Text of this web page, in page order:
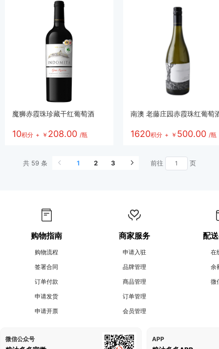
魔狮赤霞珠珍藏干红葡萄酒
10积分 + ￥ 208.00 /瓶
南澳 老藤庄园赤霞珠红葡萄
1620积分 + ￥ 500.00 /瓶
共 59 条 1 2 3 前往 页
购物指南
购物流程
签署合同
订单付款
申请发货
申请开票
商家服务
申请入驻
品牌管理
商品管理
订单管理
会员管理
配
在
余
微
微信公众号 APP